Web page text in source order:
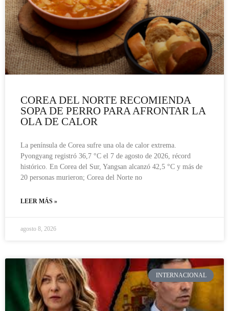
COREA DEL NORTE RECOMIENDA
SOPA DE PERRO PARA AFRONTAR LA
OLA DE CALOR
La península de Corea sufre una ola de calor extrema.
Pyongyang registró 36,7 °C el 7 de agosto de 2026, récord
histórico. En Corea del Sur, Yangsan alcanzó 42,5 °C y más de
20 personas murieron; Corea del Norte no
LEER MÁS »
agosto 8, 2026
INTERNACIONAL